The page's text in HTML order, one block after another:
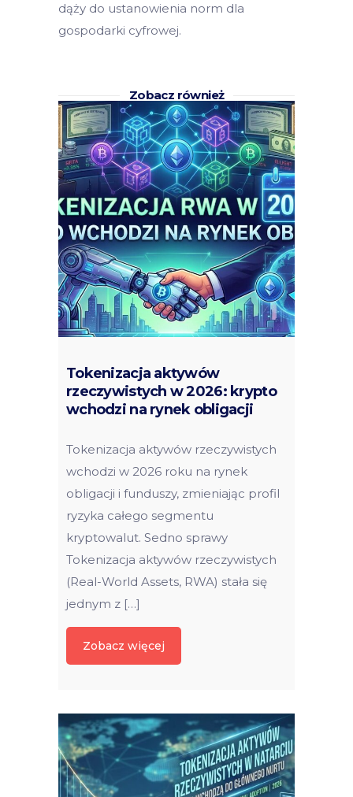
dąży do ustanowienia norm dla
gospodarki cyfrowej.
Zobacz również
Tokenizacja aktywów
rzeczywistych w 2026: krypto
wchodzi na rynek obligacji
Tokenizacja aktywów rzeczywistych
wchodzi w 2026 roku na rynek
obligacji i funduszy, zmieniając profil
ryzyka całego segmentu
kryptowalut. Sedno sprawy
Tokenizacja aktywów rzeczywistych
(Real-World Assets, RWA) stała się
jednym z […]
Zobacz więcej